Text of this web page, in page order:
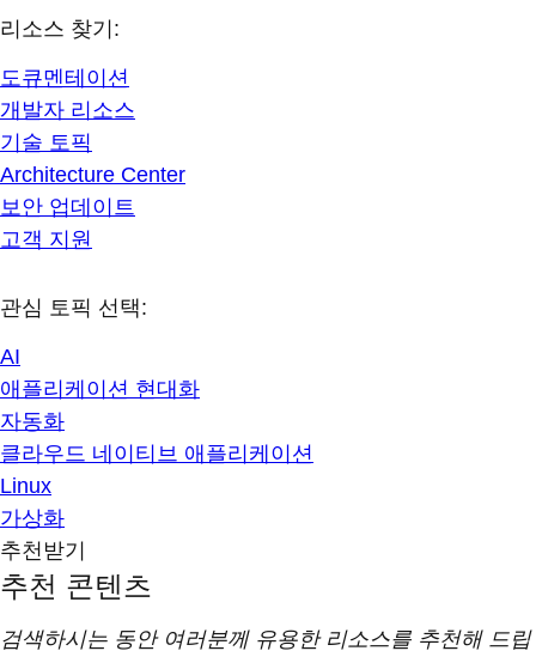
리소스 찾기:
도큐멘테이션
개발자 리소스
기술 토픽
Architecture Center
보안 업데이트
고객 지원
관심 토픽 선택:
AI
애플리케이션 현대화
자동화
클라우드 네이티브 애플리케이션
Linux
가상화
추천받기
추천 콘텐츠
검색하시는 동안 여러분께 유용한 리소스를 추천해 드립